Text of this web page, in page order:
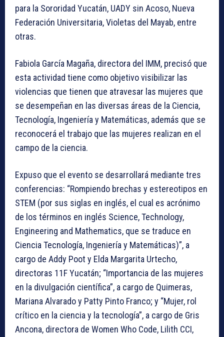
para la Sororidad Yucatán, UADY sin Acoso, Nueva
Federación Universitaria, Violetas del Mayab, entre
otras.
Fabiola García Magaña, directora del IMM, precisó que
esta actividad tiene como objetivo visibilizar las
violencias que tienen que atravesar las mujeres que
se desempeñan en las diversas áreas de la Ciencia,
Tecnología, Ingeniería y Matemáticas, además que se
reconocerá el trabajo que las mujeres realizan en el
campo de la ciencia.
Expuso que el evento se desarrollará mediante tres
conferencias: “Rompiendo brechas y estereotipos en
STEM (por sus siglas en inglés, el cual es acrónimo
de los términos en inglés Science, Technology,
Engineering and Mathematics, que se traduce en
Ciencia Tecnología, Ingeniería y Matemáticas)”, a
cargo de Addy Poot y Elda Margarita Urtecho,
directoras 11F Yucatán; “Importancia de las mujeres
en la divulgación científica”, a cargo de Quimeras,
Mariana Alvarado y Patty Pinto Franco; y “Mujer, rol
crítico en la ciencia y la tecnología”, a cargo de Gris
Ancona, directora de Women Who Code, Lilith CCI,